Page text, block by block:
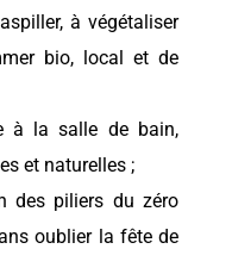
à végétaliser
bio, local et de
à la salle de bain,
et naturelles ;
des piliers du zéro
oublier la fête de